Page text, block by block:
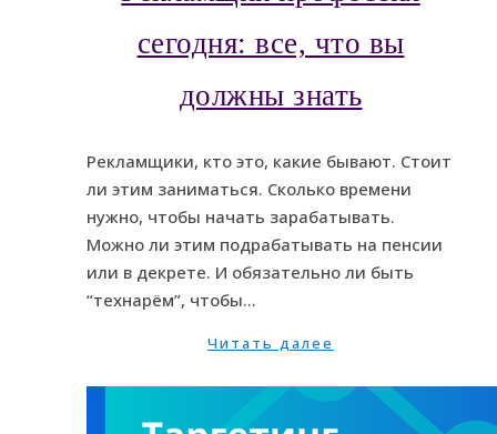
сегодня: все, что вы
должны знать
Рекламщики, кто это, какие бывают. Стоит
ли этим заниматься. Сколько времени
нужно, чтобы начать зарабатывать.
Можно ли этим подрабатывать на пенсии
или в декрете. И обязательно ли быть
“технарём”, чтобы…
Читать далее